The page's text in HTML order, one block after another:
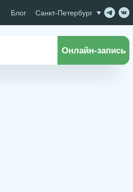
Санкт-Петербург
Онлайн-запись